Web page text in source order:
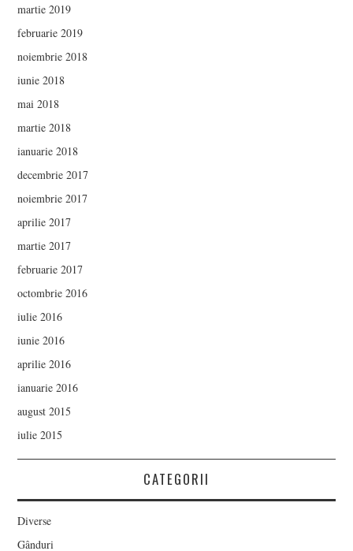
martie 2019
februarie 2019
noiembrie 2018
iunie 2018
mai 2018
martie 2018
ianuarie 2018
decembrie 2017
noiembrie 2017
aprilie 2017
martie 2017
februarie 2017
octombrie 2016
iulie 2016
iunie 2016
aprilie 2016
ianuarie 2016
august 2015
iulie 2015
CATEGORII
Diverse
Gânduri